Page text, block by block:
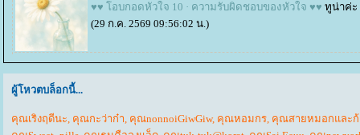
♥♥ โอบกอดหัวใจ 10 · ความรับผิดชอบของหัวใจ ♥♥ ทูน่าค่ะ
(29 ก.ค. 2569 09:56:02 น.)
ผู้โหวตบล็อกนี้...
คุณเริงฤดีนะ, คุณกะว่าก๋า, คุณnonnoiGiwGiw, คุณหอมกร, คุณสายหมอกและ